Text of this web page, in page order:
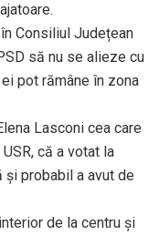
Consiliul Județean
să nu se alieze cu
pot rămâne în zona
Lasconi cea care
că a votat la
probabil a avut de
de la centru și